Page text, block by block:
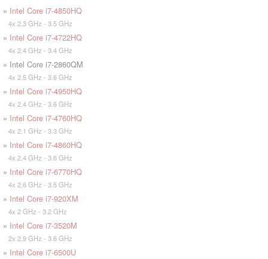
» Intel Core i7-4850HQ
4x 2.3 GHz - 3.5 GHz
» Intel Core i7-4722HQ
4x 2.4 GHz - 3.4 GHz
» Intel Core i7-2860QM
4x 2.5 GHz - 3.6 GHz
» Intel Core i7-4950HQ
4x 2.4 GHz - 3.6 GHz
» Intel Core i7-4760HQ
4x 2.1 GHz - 3.3 GHz
» Intel Core i7-4860HQ
4x 2.4 GHz - 3.6 GHz
» Intel Core i7-6770HQ
4x 2.6 GHz - 3.5 GHz
» Intel Core i7-920XM
4x 2 GHz - 3.2 GHz
» Intel Core i7-3520M
2x 2.9 GHz - 3.6 GHz
» Intel Core i7-6500U